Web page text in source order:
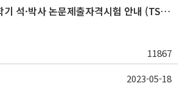
2023학년도 2학기 석·박사 논문제출자격시험 안내 (TSQ exam: Major and Korean for foreign students)
11867
2023-05-18